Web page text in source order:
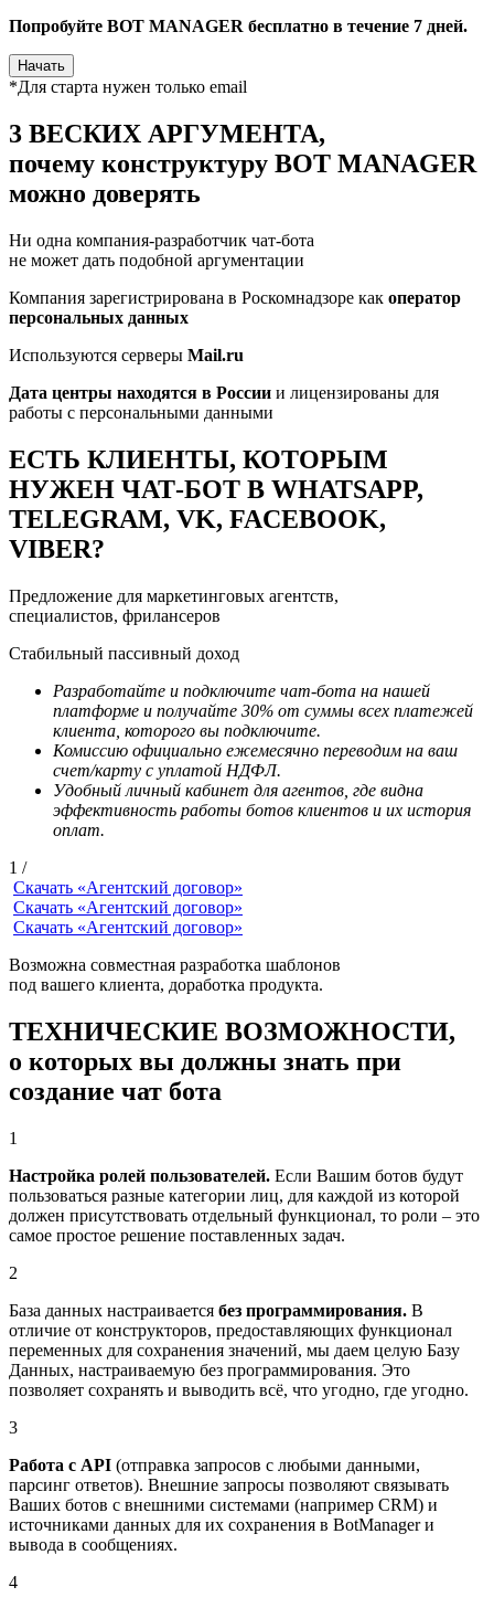
Попробуйте BOT MANAGER бесплатно в течение 7 дней.
Начать
*Для старта нужен только email
3 ВЕСКИХ АРГУМЕНТА,
почему конструктуру BOT MANAGER
можно доверять
Ни одна компания-разработчик чат-бота
не может дать подобной аргументации
Компания зарегистрирована в Роскомнадзоре как оператор
персональных данных
Используются серверы Mail.ru
Дата центры находятся в России и лицензированы для
работы с персональными данными
ЕСТЬ КЛИЕНТЫ, КОТОРЫМ
НУЖЕН ЧАТ-БОТ В WHATSAPP,
TELEGRAM, VK, FACEBOOK,
VIBER?
Предложение для маркетинговых агентств,
специалистов, фрилансеров
Стабильный пассивный доход
Разработайте и подключите чат-бота на нашей
платформе и получайте 30% от суммы всех платежей
клиента, которого вы подключите.
Комиссию официально ежемесячно переводим на ваш
счет/карту с уплатой НДФЛ.
Удобный личный кабинет для агентов, где видна
эффективность работы ботов клиентов и их история
оплат.
1 /
Скачать «Агентский договор»
Скачать «Агентский договор»
Скачать «Агентский договор»
Возможна совместная разработка шаблонов
под вашего клиента, доработка продукта.
ТЕХНИЧЕСКИЕ ВОЗМОЖНОСТИ,
о которых вы должны знать при
создание чат бота
1
Настройка ролей пользователей. Если Вашим ботов будут
пользоваться разные категории лиц, для каждой из которой
должен присутствовать отдельный функционал, то роли – это
самое простое решение поставленных задач.
2
База данных настраивается без программирования. В
отличие от конструкторов, предоставляющих функционал
переменных для сохранения значений, мы даем целую Базу
Данных, настраиваемую без программирования. Это
позволяет сохранять и выводить всё, что угодно, где угодно.
3
Работа с API (отправка запросов с любыми данными,
парсинг ответов). Внешние запросы позволяют связывать
Ваших ботов с внешними системами (например CRM) и
источниками данных для их сохранения в BotManager и
вывода в сообщениях.
4